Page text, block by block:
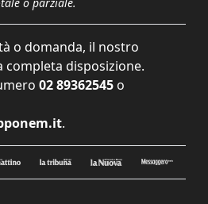
o domanda, il nostro
completa disposizione.
02 89362545 o
.